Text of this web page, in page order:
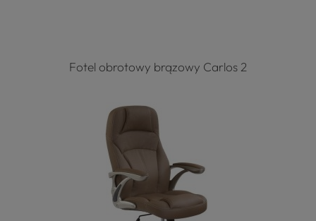
Fotel obrotowy brązowy Carlos 2